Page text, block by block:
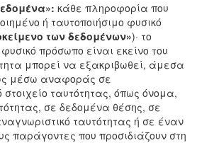
κάθε πληροφορία που
ή ταυτοποιήσιμο φυσικό
των δεδομένων»)· το
πρόσωπο είναι εκείνο του
μπορεί να εξακριβωθεί, άμεσα
μέσω αναφοράς σε
στοιχείο ταυτότητας, όπως όνομα,
σε δεδομένα θέσης, σε
ταυτότητας ή σε έναν
παράγοντες που προσιδιάζουν στη